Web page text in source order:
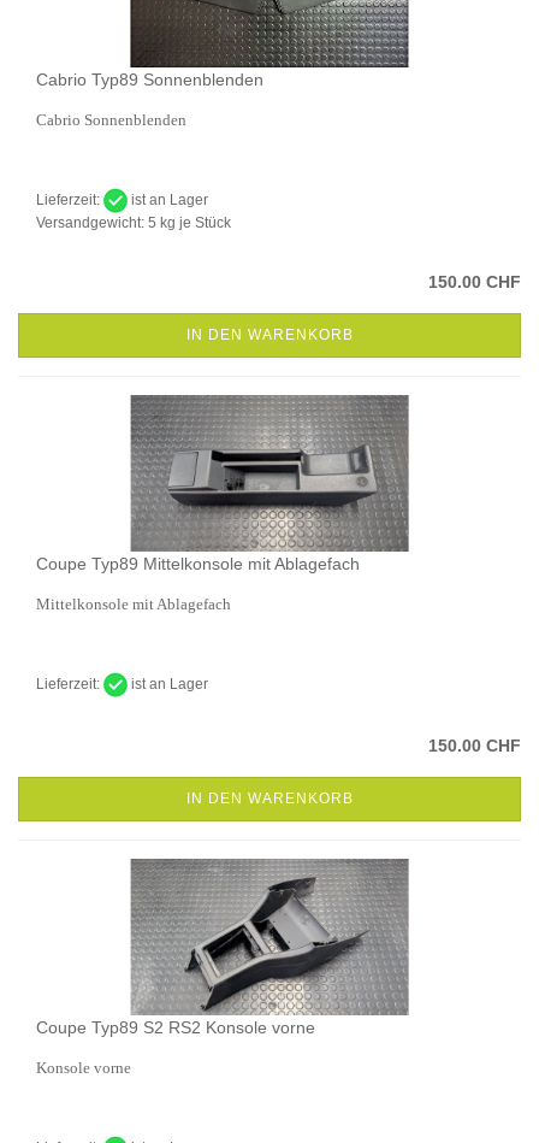
Cabrio Typ89 Sonnenblenden
Cabrio Sonnenblenden
Lieferzeit:
ist an Lager
Versandgewicht: 5 kg je Stück
150.00 CHF
IN DEN WARENKORB
Coupe Typ89 Mittelkonsole mit Ablagefach
Mittelkonsole mit Ablagefach
Lieferzeit: ist an Lager
150.00 CHF
IN DEN WARENKORB
Coupe Typ89 S2 RS2 Konsole vorne
Konsole vorne